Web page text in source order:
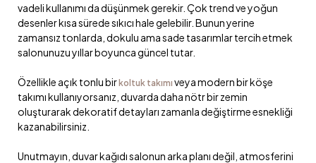
vadeli kullanımı da düşünmek gerekir. Çok trend ve yoğun
desenler kısa sürede sıkıcı hale gelebilir. Bunun yerine
zamansız tonlarda, dokulu ama sade tasarımlar tercih etmek
salonunuzu yıllar boyunca güncel tutar.
Özellikle açık tonlu bir koltuk takımı veya modern bir köşe
takımı kullanıyorsanız, duvarda daha nötr bir zemin
oluşturarak dekoratif detayları zamanla değiştirme esnekliği
kazanabilirsiniz.
Unutmayın, duvar kağıdı salonun arka planı değil, atmosferini